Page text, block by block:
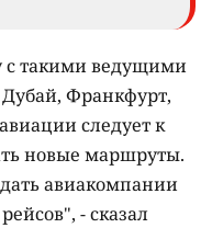
с такими ведущими
Франкфурт,
следует к
новые маршруты.
авиакомпании
- сказал